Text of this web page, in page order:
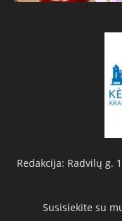
Redakcija: Radvilų g.
Susisiekite su